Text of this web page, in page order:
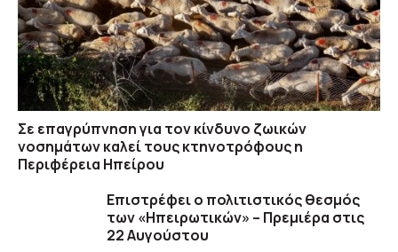
Σε επαγρύπνηση για τον κίνδυνο ζωικών
νοσημάτων καλεί τους κτηνοτρόφους η
Περιφέρεια Ηπείρου
Επιστρέφει ο πολιτιστικός θεσμός
των «Ηπειρωτικών» – Πρεμιέρα στις
22 Αυγούστου